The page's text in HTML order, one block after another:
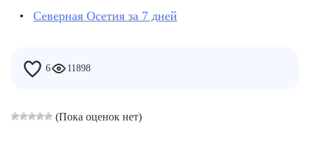
Северная Осетия за 7 дней
6 11898
(Пока оценок нет)